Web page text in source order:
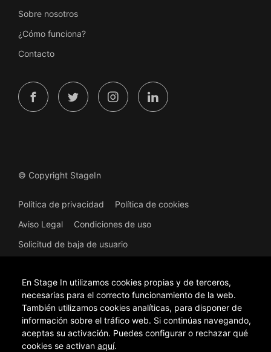
Sobre nosotros
¿Cómo funciona?
Contacto
© Copyright StageIn
Política de privacidad
Política de cookies
Aviso Legal
Condiciones de uso
Solicitud de baja de usuario
Proyecto financiado. Plataforma online de difusión de artes
escénicas y música. Expediente: CUACEC/2023/41. Actuación
financiada por la Unión Europea – NextGenerationEU, en el marco del
Plan de Recuperación, Transformación y Resiliencia del Reino de
En Stage In utilizamos cookies propias y de terceros,
necesarias para el correcto funcionamiento de la web.
También utilizamos cookies analíticas, para disponer de
información sobre el tráfico web. Si continúas navegando,
aceptas su activación. Puedes configurar o rechazar qué
cookies se activan aquí.